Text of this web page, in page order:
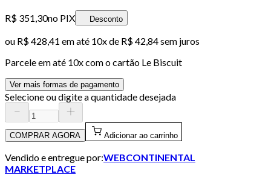
R$ 351,30no PIX Desconto
ou R$ 428,41 em até 10x de R$ 42,84 sem juros
Parcele em até 10x com o cartão Le Biscuit
Ver mais formas de pagamento
Selecione ou digite a quantidade desejada
COMPRAR AGORA Adicionar ao carrinho
Vendido e entregue por:WEBCONTINENTAL
MARKETPLACE